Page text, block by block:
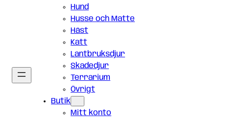
Hund
Husse och Matte
Häst
Katt
Lantbruksdjur
Skadedjur
Terrarium
Övrigt
Butik
Mitt konto